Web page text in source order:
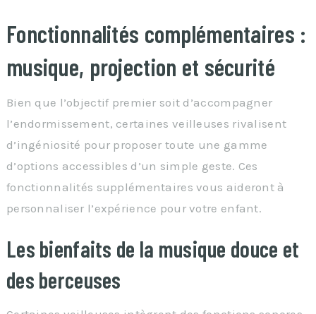
Fonctionnalités complémentaires :
musique, projection et sécurité
Bien que l’objectif premier soit d’accompagner
l’endormissement, certaines veilleuses rivalisent
d’ingéniosité pour proposer toute une gamme
d’options accessibles d’un simple geste. Ces
fonctionnalités supplémentaires vous aideront à
personnaliser l’expérience pour votre enfant.
Les bienfaits de la musique douce et
des berceuses